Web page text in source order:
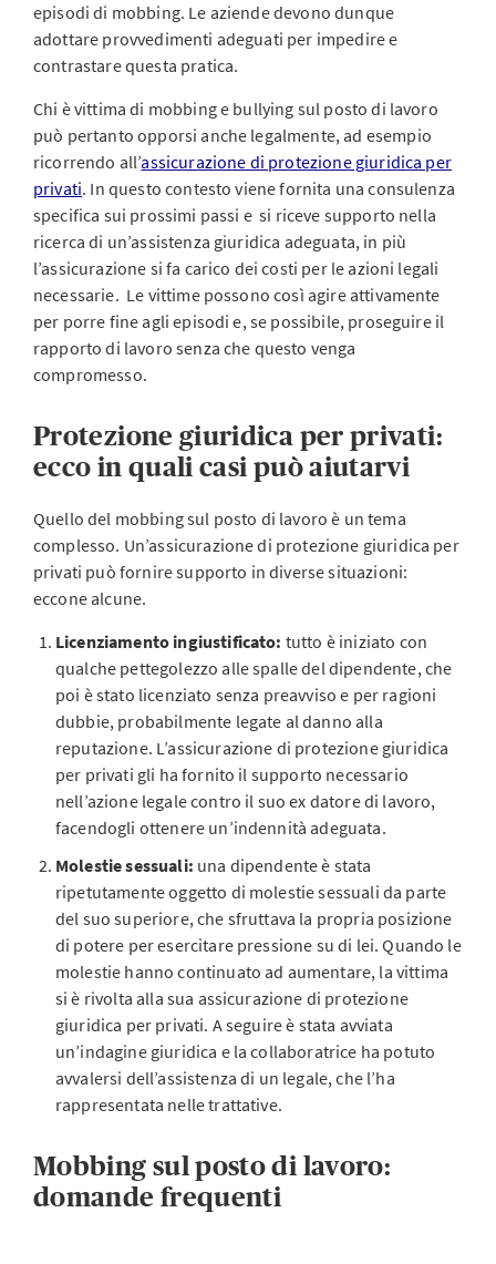
episodi di mobbing. Le aziende devono dunque
adottare provvedimenti adeguati per impedire e
contrastare questa pratica.
Chi è vittima di mobbing e bullying sul posto di lavoro
può pertanto opporsi anche legalmente, ad esempio
ricorrendo all’assicurazione di protezione giuridica per
privati. In questo contesto viene fornita una consulenza
specifica sui prossimi passi e si riceve supporto nella
ricerca di un’assistenza giuridica adeguata, in più
l’assicurazione si fa carico dei costi per le azioni legali
necessarie. Le vittime possono così agire attivamente
per porre fine agli episodi e, se possibile, proseguire il
rapporto di lavoro senza che questo venga
compromesso.
Protezione giuridica per privati:
ecco in quali casi può aiutarvi
Quello del mobbing sul posto di lavoro è un tema
complesso. Un’assicurazione di protezione giuridica per
privati può fornire supporto in diverse situazioni:
eccone alcune.
Licenziamento ingiustificato: tutto è iniziato con
qualche pettegolezzo alle spalle del dipendente, che
poi è stato licenziato senza preavviso e per ragioni
dubbie, probabilmente legate al danno alla
reputazione. L’assicurazione di protezione giuridica
per privati gli ha fornito il supporto necessario
nell’azione legale contro il suo ex datore di lavoro,
facendogli ottenere un’indennità adeguata.
Molestie sessuali: una dipendente è stata
ripetutamente oggetto di molestie sessuali da parte
del suo superiore, che sfruttava la propria posizione
di potere per esercitare pressione su di lei. Quando le
molestie hanno continuato ad aumentare, la vittima
si è rivolta alla sua assicurazione di protezione
giuridica per privati. A seguire è stata avviata
un’indagine giuridica e la collaboratrice ha potuto
avvalersi dell’assistenza di un legale, che l’ha
rappresentata nelle trattative.
Mobbing sul posto di lavoro:
domande frequenti